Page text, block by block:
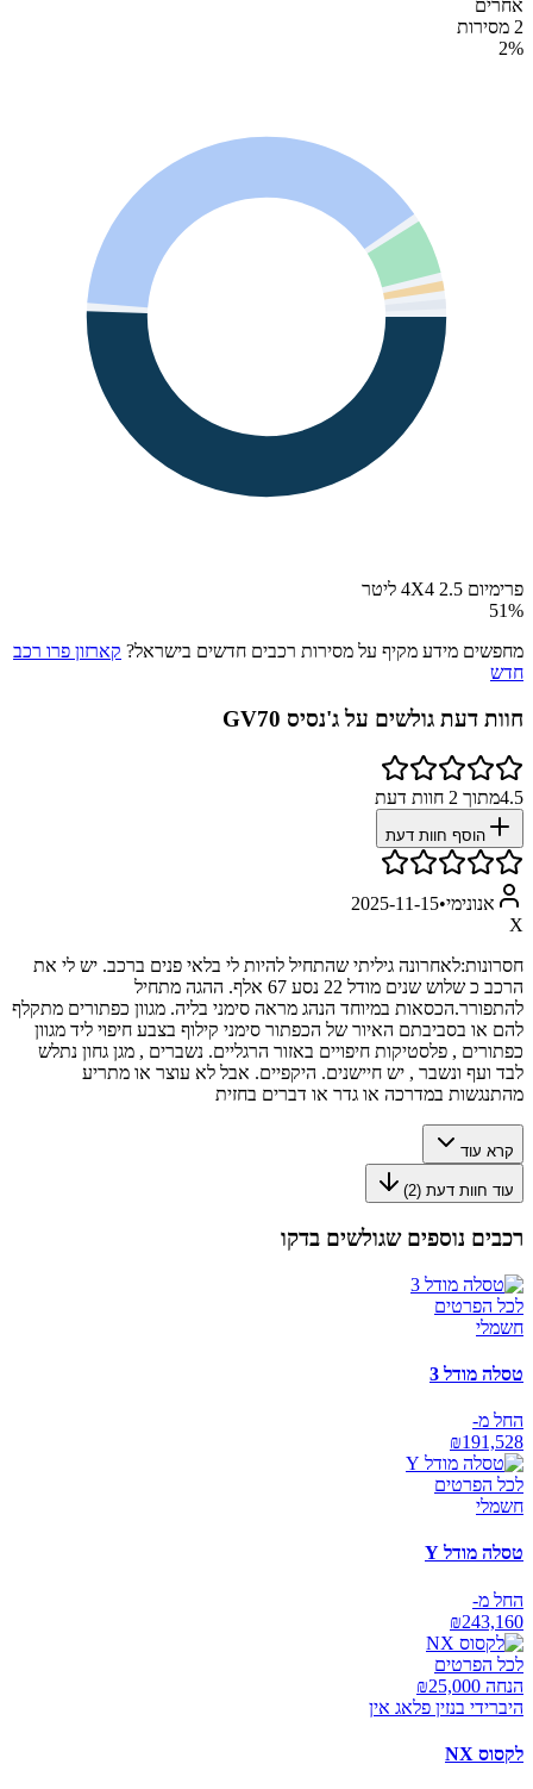
אחרים
2 מסירות
2%
פרימיום 4X4 2.5 ליטר
51%
מחפשים מידע מקיף על מסירות רכבים חדשים בישראל? קארזון פרו רכב
חדש
חוות דעת גולשים עלג'נסיס GV70
4.5מתוך 2 חוות דעת
הוסף חוות דעת
אנונימי•
2025-11-15
X
חסרונות:לאחרונה גיליתי שהתחיל להיות לי בלאי פנים ברכב. יש לי את
הרכב כ שלוש שנים מודל 22 נסע 67 אלף. ההגה מתחיל
להתפורר.הכסאות במיוחד הנהג מראה סימני בליה. מגוון כפתורים מתקלף
להם או בסביבתם האיור של הכפתור סימני קילוף בצבע חיפוי ליד מגוון
כפתורים , פלסטיקות חיפויים באזור הרגליים. נשברים , מגן גחון נתלש
לבד ועף ונשבר , יש חיישנים. היקפיים. אבל לא עוצר או מתריע
מהתנגשות במדרכה או גדר או דברים בחזית
קרא עוד
עוד חוות דעת (2
)
רכבים נוספים שגולשים בדקו
לכל הפרטים
חשמלי
טסלה מודל 3
החל מ-
₪191,528
לכל הפרטים
חשמלי
טסלה מודל Y
החל מ-
₪243,160
לכל הפרטים
הנחה ₪ 25,000
היברידי בנזין פלאג אין
לקסוס NX